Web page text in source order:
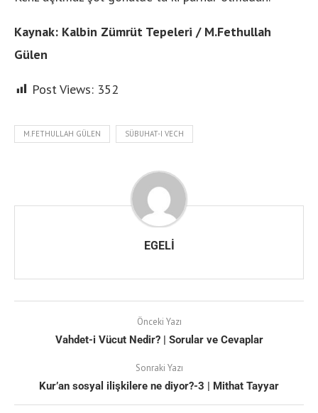
Kaynak: Kalbin Zümrüt Tepeleri / M.Fethullah
Gülen
Post Views: 352
M.FETHULLAH GÜLEN SÜBUHAT-I VECH
EGELI
Önceki Yazı
Vahdet-i Vücut Nedir? | Sorular ve Cevaplar
Sonraki Yazı
Kur’an sosyal ilişkilere ne diyor?-3 | Mithat Tayyar